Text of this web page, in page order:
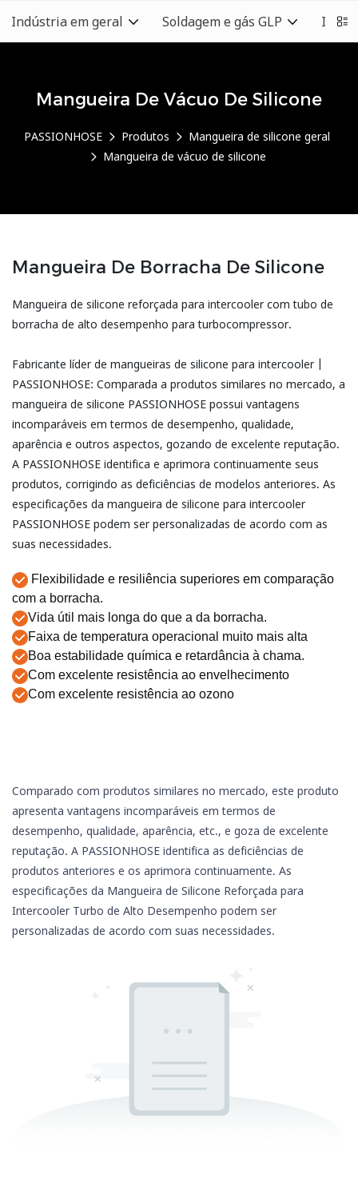
Indústria em geral Soldagem e gás GLP
Mangueira De Vácuo De Silicone
PASSIONHOSE Produtos
Mangueira de silicone geral
Mangueira de vácuo de silicone
Mangueira De Borracha De Silicone
Mangueira de silicone reforçada para intercooler com tubo de
borracha de alto desempenho para turbocompressor.
Fabricante líder de mangueiras de silicone para intercooler |
PASSIONHOSE: Comparada a produtos similares no mercado, a
mangueira de silicone PASSIONHOSE possui vantagens
incomparáveis ​​em termos de desempenho, qualidade,
aparência e outros aspectos, gozando de excelente reputação.
A PASSIONHOSE identifica e aprimora continuamente seus
produtos, corrigindo as deficiências de modelos anteriores. As
especificações da mangueira de silicone para intercooler
PASSIONHOSE podem ser personalizadas de acordo com as
suas necessidades.
Flexibilidade e resiliência superiores em comparação
com a borracha.
Vida útil mais longa do que a da borracha.
Faixa de temperatura operacional muito mais alta
Boa estabilidade química e retardância à chama.
Com excelente resistência ao envelhecimento
Com excelente resistência ao ozono
Comparado com produtos similares no mercado, este produto
apresenta vantagens incomparáveis ​​em termos de
desempenho, qualidade, aparência, etc., e goza de excelente
reputação. A PASSIONHOSE identifica as deficiências de
produtos anteriores e os aprimora continuamente. As
especificações da Mangueira de Silicone Reforçada para
Intercooler Turbo de Alto Desempenho podem ser
personalizadas de acordo com suas necessidades.